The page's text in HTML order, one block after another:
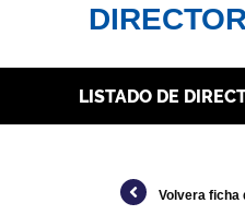
LISTADO DE
Volvera ficha